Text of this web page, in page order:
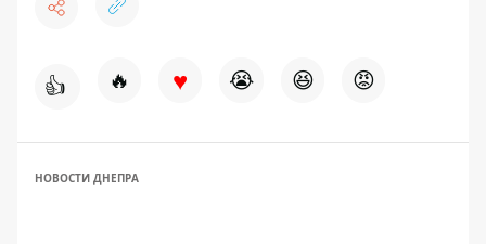
👍 🔥 ♥ 😭 😆 😡
НОВОСТИ ДНЕПРА